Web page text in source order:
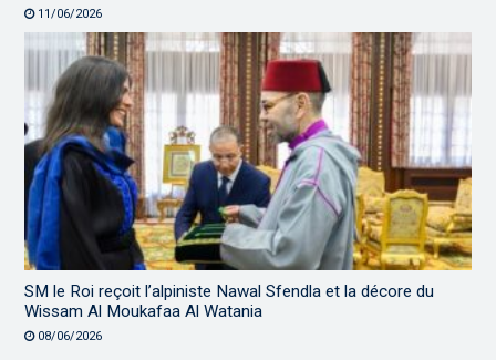
11/06/2026
SM le Roi reçoit l’alpiniste Nawal Sfendla et la décore du
Wissam Al Moukafaa Al Watania
08/06/2026